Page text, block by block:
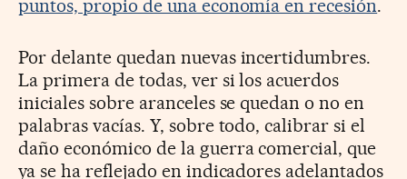
puntos, propio de una economía en recesión.
Por delante quedan nuevas incertidumbres.
La primera de todas, ver si los acuerdos
iniciales sobre aranceles se quedan o no en
palabras vacías. Y, sobre todo, calibrar si el
daño económico de la guerra comercial, que
ya se ha reflejado en indicadores adelantados